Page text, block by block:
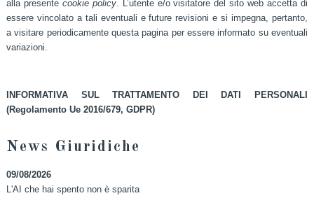
alla presente cookie policy. L’utente e/o visitatore del sito web accetta di
essere vincolato a tali eventuali e future revisioni e si impegna, pertanto,
a visitare periodicamente questa pagina per essere informato su eventuali
variazioni.
INFORMATIVA SUL TRATTAMENTO DEI DATI PERSONALI
(Regolamento Ue 2016/679, GDPR)
News Giuridiche
09/08/2026
L'AI che hai spento non è sparita